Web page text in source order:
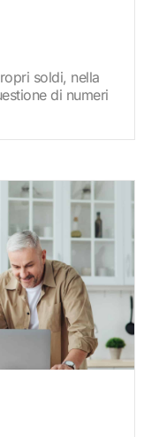
soldi, nella
di numeri